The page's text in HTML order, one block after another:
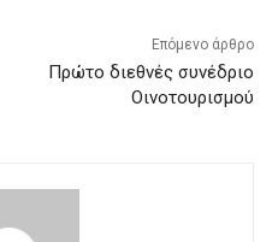
Επόμενο άρθρο
Πρώτο διεθνές συνέδριο
Οινοτουρισμού